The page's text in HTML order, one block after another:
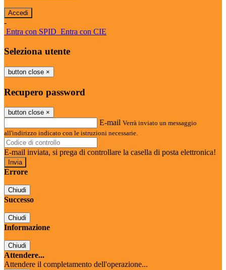
-
Entra con SPID Entra con CIE
Seleziona utente
button close ×
Recupero password
button close ×
E-mail Verrà inviato un messaggio
all'indirizzo indicato con le istruzioni necessarie.
E-mail inviata, si prega di controllare la casella di posta elettronica!
Errore
Chiudi
Successo
Chiudi
Informazione
Chiudi
Attendere...
Attendere il completamento dell'operazione...